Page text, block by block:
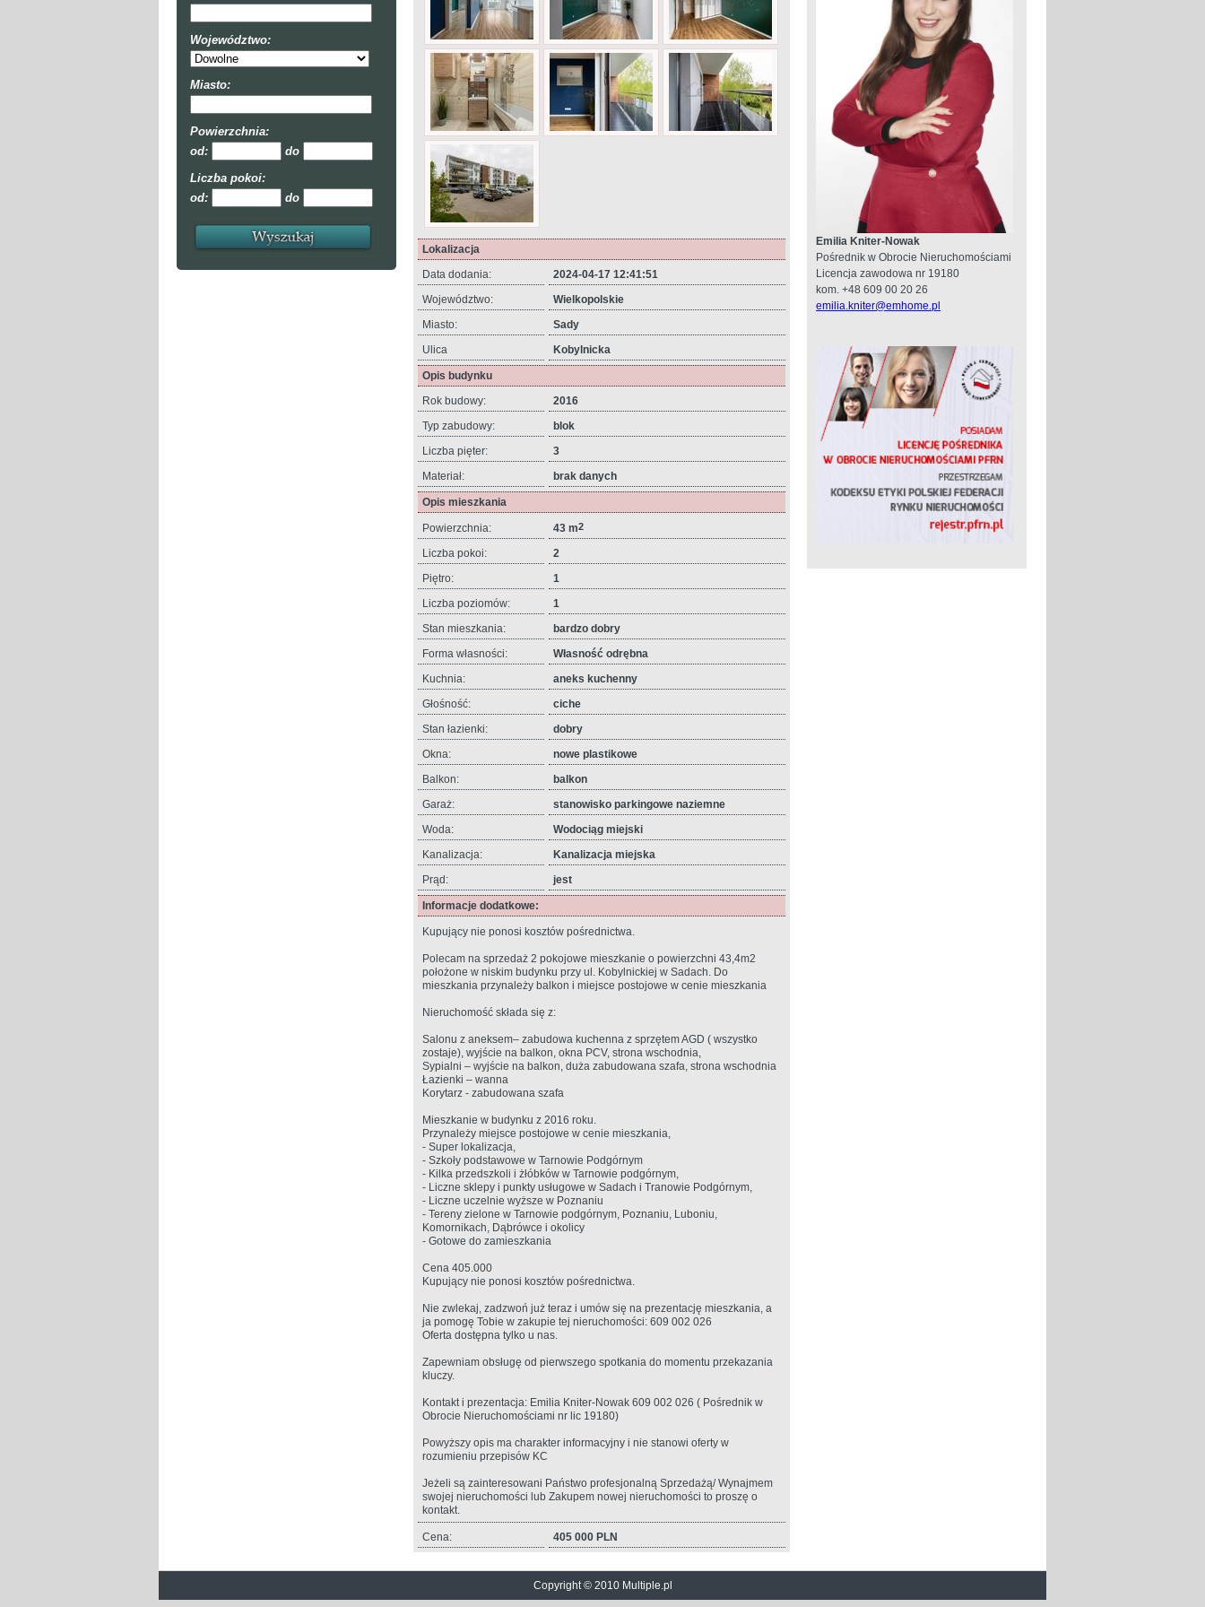
Województwo:
Miasto:
Powierzchnia:
od:
do
Liczba pokoi:
od:
do
Lokalizacja
Data dodania:
2024-04-17 12:41:51
Województwo:
Wielkopolskie
Miasto:
Sady
Ulica
Kobylnicka
Opis budynku
Rok budowy:
2016
Typ zabudowy:
blok
Liczba pięter:
3
Materiał:
brak danych
Opis mieszkania
Powierzchnia: 43 m2
Liczba pokoi:
2
Piętro:
1
Liczba poziomów:
1
Stan mieszkania:
bardzo dobry
Forma własności:
Własność odrębna
Kuchnia:
aneks kuchenny
Głośność:
ciche
Stan łazienki:
dobry
Okna:
nowe plastikowe
Balkon:
balkon
Garaż:
stanowisko parkingowe naziemne
Woda:
Wodociąg miejski
Kanalizacja:
Kanalizacja miejska
Prąd:
jest
Informacje dodatkowe:
Kupujący nie ponosi kosztów pośrednictwa.
Polecam na sprzedaż 2 pokojowe mieszkanie o powierzchni 43,4m2
położone w niskim budynku przy ul. Kobylnickiej w Sadach. Do
mieszkania przynależy balkon i miejsce postojowe w cenie mieszkania
Nieruchomość składa się z:
Salonu z aneksem– zabudowa kuchenna z sprzętem AGD ( wszystko
zostaje), wyjście na balkon, okna PCV, strona wschodnia,
Sypialni – wyjście na balkon, duża zabudowana szafa, strona wschodnia
Łazienki – wanna
Korytarz - zabudowana szafa
Mieszkanie w budynku z 2016 roku.
Przynależy miejsce postojowe w cenie mieszkania,
- Super lokalizacja,
- Szkoły podstawowe w Tarnowie Podgórnym
- Kilka przedszkoli i żłóbków w Tarnowie podgórnym,
- Liczne sklepy i punkty usługowe w Sadach i Tranowie Podgórnym,
- Liczne uczelnie wyższe w Poznaniu
- Tereny zielone w Tarnowie podgórnym, Poznaniu, Luboniu,
Komornikach, Dąbrówce i okolicy
- Gotowe do zamieszkania
Cena 405.000
Kupujący nie ponosi kosztów pośrednictwa.
Nie zwlekaj, zadzwoń już teraz i umów się na prezentację mieszkania, a
ja pomogę Tobie w zakupie tej nieruchomości: 609 002 026
Oferta dostępna tylko u nas.
Zapewniam obsługę od pierwszego spotkania do momentu przekazania
kluczy.
Kontakt i prezentacja: Emilia Kniter-Nowak 609 002 026 ( Pośrednik w
Obrocie Nieruchomościami nr lic 19180)
Powyższy opis ma charakter informacyjny i nie stanowi oferty w
rozumieniu przepisów KC
Jeżeli są zainteresowani Państwo profesjonalną Sprzedażą/ Wynajmem
swojej nieruchomości lub Zakupem nowej nieruchomości to proszę o
kontakt.
Cena: 405 000 PLN
Emilia Kniter-Nowak
Pośrednik w Obrocie Nieruchomościami
Licencja zawodowa nr 19180
kom. +48 609 00 20 26
emilia.kniter@emhome.pl
Copyright © 2010 Multiple.pl